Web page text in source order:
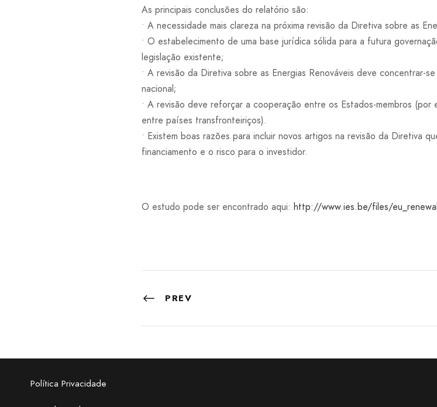
As principais conclusões do relatório são:
• A necessidade mais clareza na próxima revisão da Diretiva sobre as
• O estabelecimento de uma base jurídica sólida para a futura
legislação existente;
• A revisão da Diretiva sobre as Energias Renováveis deve concentrar-
nacional;
• A revisão deve reforçar a cooperação entre os Estados-membros
entre países transfronteiriços).
• Existem boas razões para incluir novos artigos na revisão da Diretiva
financiamento e o risco para o investidor.
O estudo pode ser encontrado aqui: http://www.ies.be/files/
PREV
Política Privacidade